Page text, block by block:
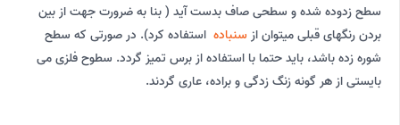
سطح زدوده شده و سطحی صاف بدست آید ( بنا به ضرورت جهت از بین
بردن رنگهای قبلی میتوان از سنباده استفاده کرد). در صورتی که سطح
شوره زده باشد، باید حتما با استفاده از برس تمیز گردد. سطوح فلزی می
بایستی از هر گونه زنگ زدگی و براده، عاری گردند.